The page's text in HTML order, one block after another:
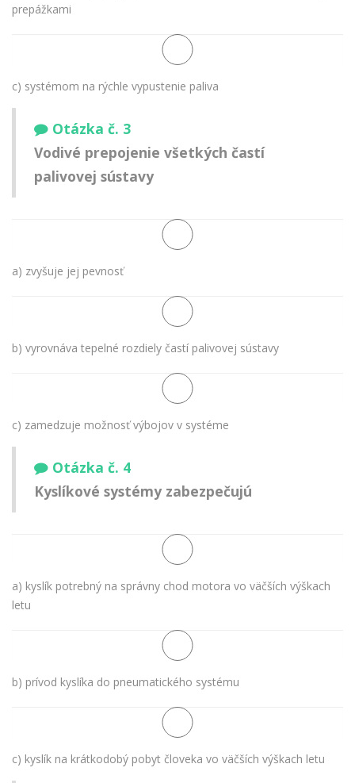
prepážkami
c) systémom na rýchle vypustenie paliva
Otázka č. 3
Vodivé prepojenie všetkých častí
palivovej sústavy
a) zvyšuje jej pevnosť
b) vyrovnáva tepelné rozdiely častí palivovej sústavy
c) zamedzuje možnosť výbojov v systéme
Otázka č. 4
Kyslíkové systémy zabezpečujú
a) kyslík potrebný na správny chod motora vo väčších výškach
letu
b) prívod kyslíka do pneumatického systému
c) kyslík na krátkodobý pobyt človeka vo väčších výškach letu